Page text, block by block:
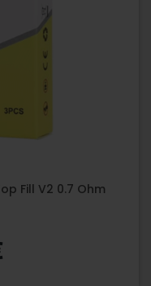
Fill V2 0.7 Ohm